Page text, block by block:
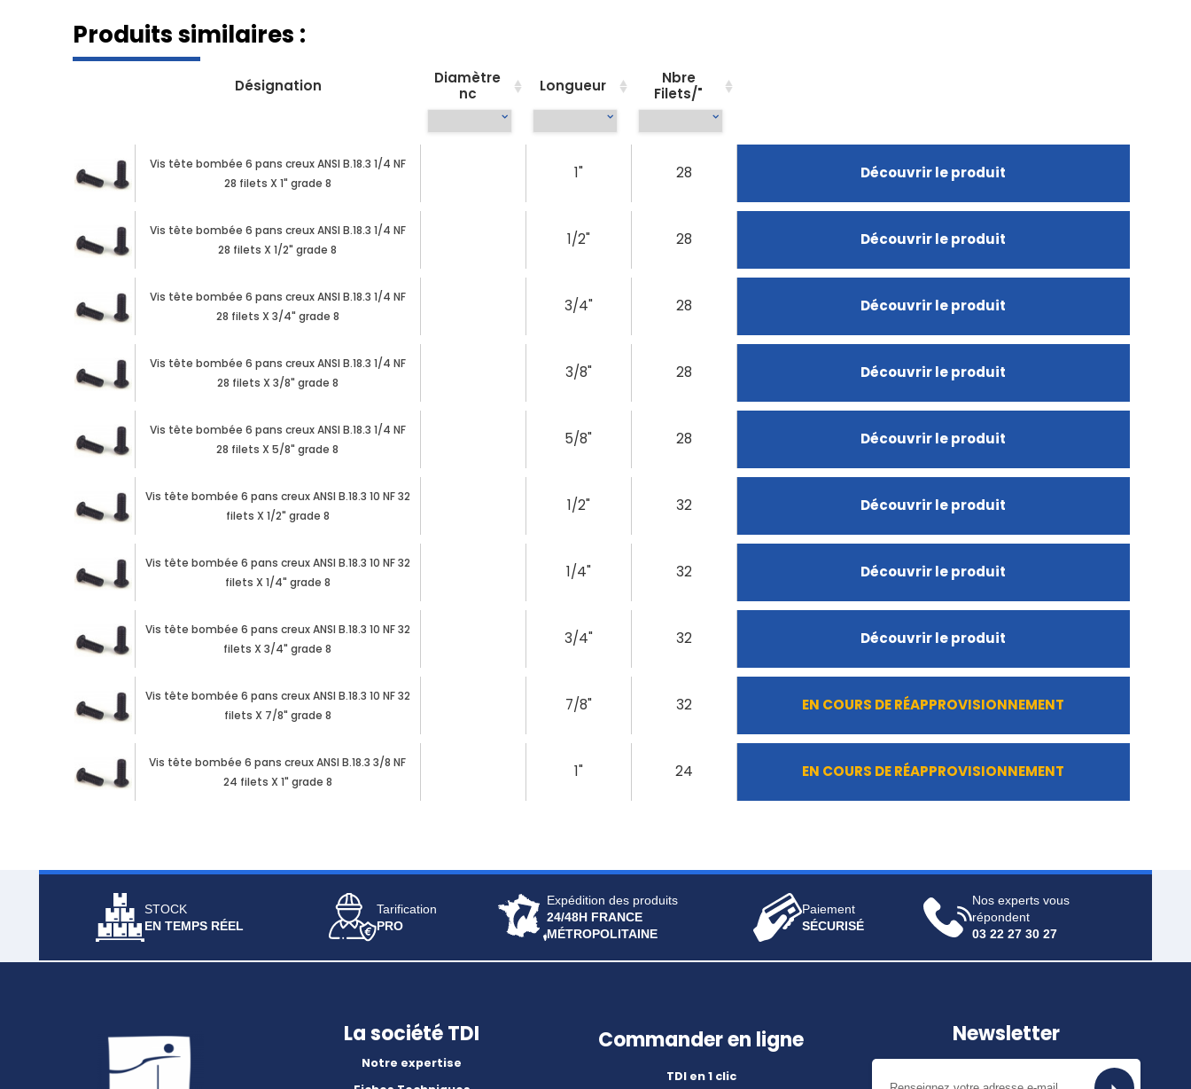
Produits similaires :
Désignation
Diamètre
nc
Longueur
Nbre
Filets/"
Vis tête bombée 6 pans creux ANSI B.18.3 1/4 NF
28 filets X 1" grade 8
1" 28 Découvrir le produit
Vis tête bombée 6 pans creux ANSI B.18.3 1/4 NF
28 filets X 1/2" grade 8
1/2" 28 Découvrir le produit
Vis tête bombée 6 pans creux ANSI B.18.3 1/4 NF
28 filets X 3/4" grade 8
3/4" 28 Découvrir le produit
Vis tête bombée 6 pans creux ANSI B.18.3 1/4 NF
28 filets X 3/8" grade 8
3/8" 28 Découvrir le produit
Vis tête bombée 6 pans creux ANSI B.18.3 1/4 NF
28 filets X 5/8" grade 8
5/8" 28 Découvrir le produit
Vis tête bombée 6 pans creux ANSI B.18.3 10 NF 32
filets X 1/2" grade 8
1/2" 32 Découvrir le produit
Vis tête bombée 6 pans creux ANSI B.18.3 10 NF 32
filets X 1/4" grade 8
1/4" 32 Découvrir le produit
Vis tête bombée 6 pans creux ANSI B.18.3 10 NF 32
filets X 3/4" grade 8
3/4" 32 Découvrir le produit
Vis tête bombée 6 pans creux ANSI B.18.3 10 NF 32
filets X 7/8" grade 8
7/8" 32 EN COURS DE RÉAPPROVISIONNEMENT
Vis tête bombée 6 pans creux ANSI B.18.3 3/8 NF
24 filets X 1" grade 8
1" 24 EN COURS DE RÉAPPROVISIONNEMENT
STOCK
EN TEMPS RÉEL
Tarification
PRO
Expédition des produits
24/48H FRANCE
MÉTROPOLITAINE
Paiement
SÉCURISÉ
Nos experts vous
répondent
03 22 27 30 27
La société TDI
Notre expertise
Commander en ligne
TDI en 1 clic
Newsletter